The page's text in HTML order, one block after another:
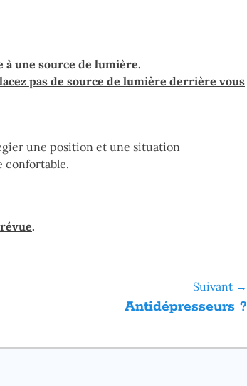
à une source de lumière.
pas de source de lumière derrière vous
une position et une situation
confortable.
.
Suivant →
Antidépresseurs ?